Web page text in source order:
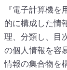
『電子計算機
的に構成した情
理、分類し、目
の個人情報を容
情報の集合物を